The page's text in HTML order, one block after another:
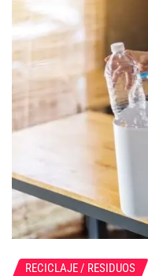
RECICLAJE / RESIDUOS